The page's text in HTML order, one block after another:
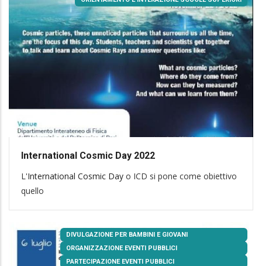
International Cosmic Day 2022
L'International Cosmic Day o ICD si pone come obiettivo
quello
DIVULGAZIONE PER BAMBINI E GIOVANI
ORGANIZZAZIONE EVENTI PUBBLICI
PARTECIPAZIONE EVENTI PUBBLICI